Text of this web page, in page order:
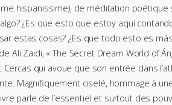
hispanissime), de méditation poétique
¿Es que esto que estoy aquí
estas cosas? ¿Es que todo esto es
Ali Zaidi, « The Secret Dream World of
Cercas qui avoue que son entrée dans
Magnifiquement ciselé, hommage à
parle de l’essentiel et surtout des